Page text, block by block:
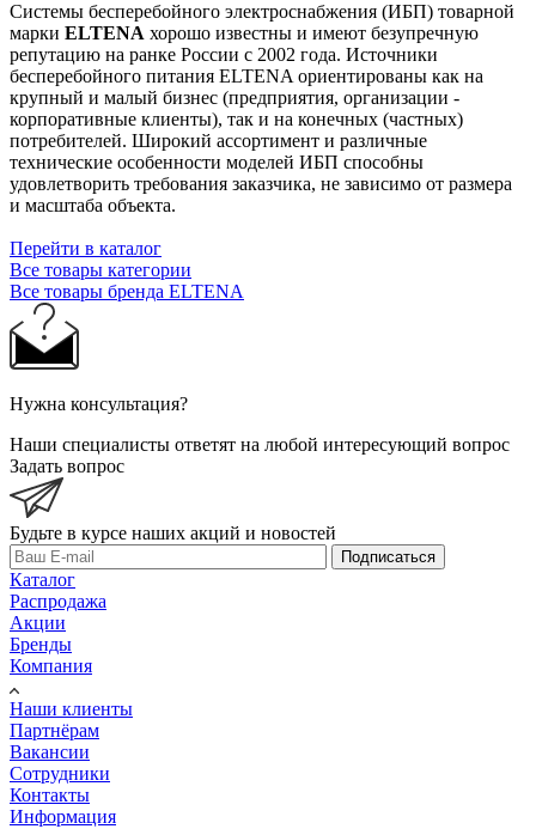
Системы бесперебойного электроснабжения (ИБП) товарной
марки ELTENA хорошо известны и имеют безупречную
репутацию на ранке России с 2002 года. Источники
бесперебойного питания ELTENA ориентированы как на
крупный и малый бизнес (предприятия, организации -
корпоративные клиенты), так и на конечных (частных)
потребителей. Широкий ассортимент и различные
технические особенности моделей ИБП способны
удовлетворить требования заказчика, не зависимо от размера
и масштаба объекта.
Перейти в каталог
Все товары категории
Все товары бренда ELTENA
Нужна консультация?
Наши специалисты ответят на любой интересующий вопрос
Задать вопрос
Будьте в курсе наших акций и новостей
Подписаться
Каталог
Распродажа
Акции
Бренды
Компания
Наши клиенты
Партнёрам
Вакансии
Сотрудники
Контакты
Информация